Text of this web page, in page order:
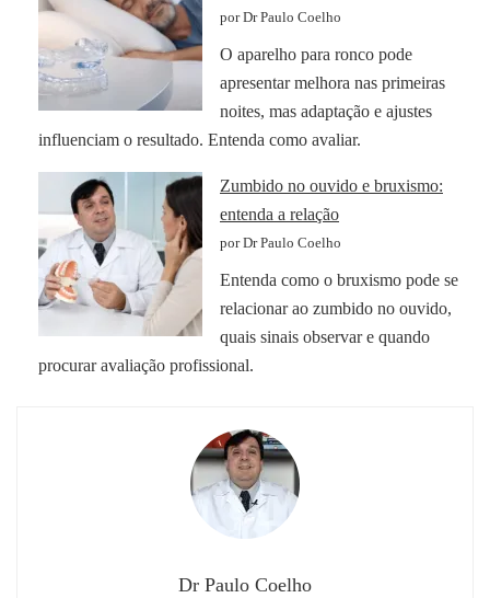
por Dr Paulo Coelho
O aparelho para ronco pode
apresentar melhora nas primeiras
noites, mas adaptação e ajustes
influenciam o resultado. Entenda como avaliar.
Zumbido no ouvido e bruxismo:
entenda a relação
por Dr Paulo Coelho
Entenda como o bruxismo pode se
relacionar ao zumbido no ouvido,
quais sinais observar e quando
procurar avaliação profissional.
Dr Paulo Coelho